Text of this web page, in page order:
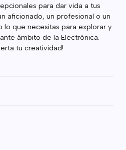
para dar vida a tus
aficionado, un profesional o un
que necesitas para explorar y
ámbito de la Electrónica.
tu creatividad!